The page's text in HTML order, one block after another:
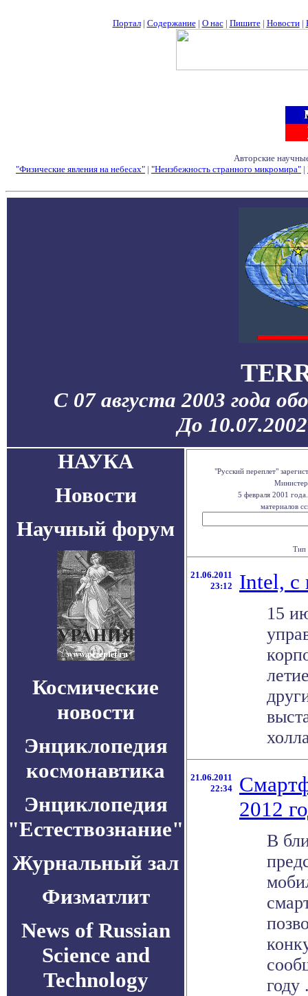
Портал| Содержание| О нас| Пишите| Новости|
Авторские
"Физические явления на небесах" | "Неизбежность странного микромира" |
С 07 августа 2003 года
До
НАУКА
Новости
Научный форум
Космические
новости
Энциклопедия
космонавтика
Энциклопедия
"Естествознание"
Журнальный зал
Физматлит
News of Russian
Science and
Technology
"Русский переплет"
5 февраля 2001
материалов
Тип
21.06.2011
23:12
Intel, с
15
21.06.2011
22:34
2012
В
году